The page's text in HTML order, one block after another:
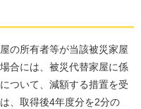
の所有者等が当該被災家屋
合には、被災代替家屋に係
ついて、減額する措置を受
、取得後4年度分を2分の